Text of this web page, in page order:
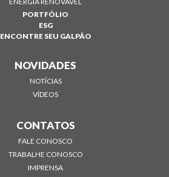
PORTFÓLIO
ESG
ENCONTRE SEU GALPÃO
NOVIDADES
NOTÍCIAS
VÍDEOS
CONTATOS
FALE CONOSCO
TRABALHE CONOSCO
IMPRENSA